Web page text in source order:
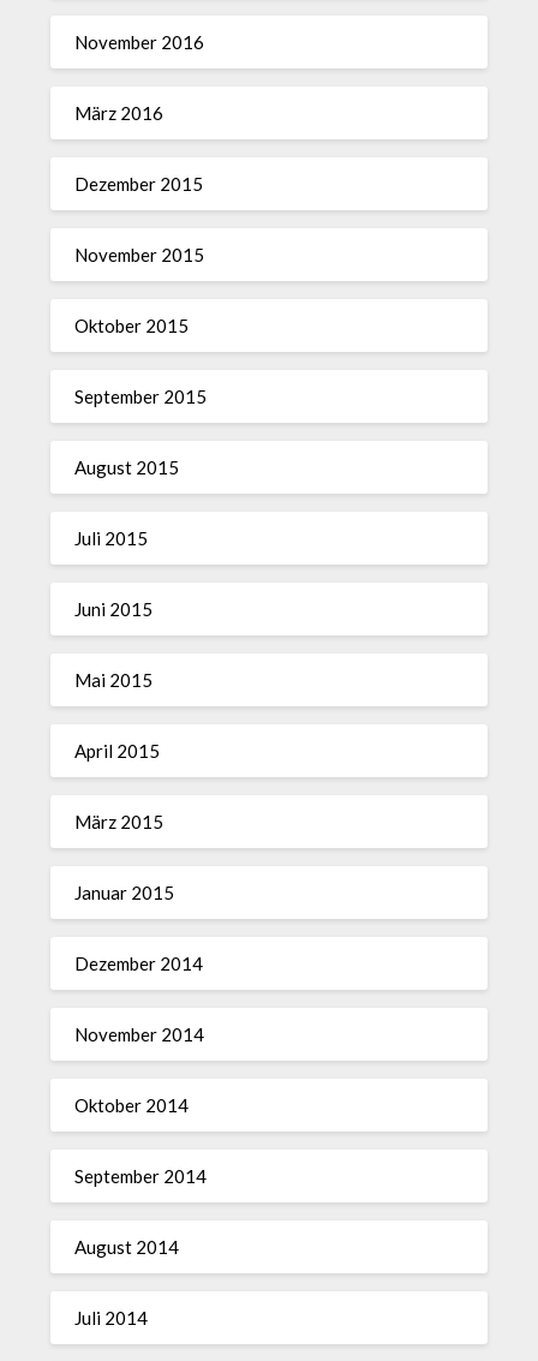
November 2016
März 2016
Dezember 2015
November 2015
Oktober 2015
September 2015
August 2015
Juli 2015
Juni 2015
Mai 2015
April 2015
März 2015
Januar 2015
Dezember 2014
November 2014
Oktober 2014
September 2014
August 2014
Juli 2014